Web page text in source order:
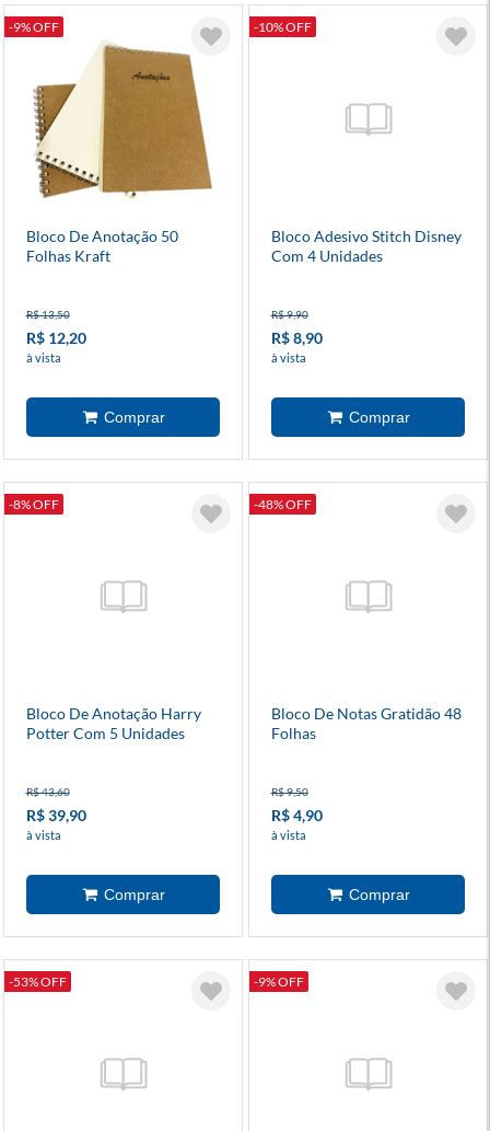
-9% OFF
Bloco De Anotação 50
Folhas Kraft
R$ 13,50
R$ 12,20
à vista
-10% OFF
Bloco Adesivo Stitch Disney
Com 4 Unidades
R$ 9,90
R$ 8,90
à vista
-8% OFF
Bloco De Anotação Harry
Potter Com 5 Unidades
R$ 43,60
R$ 39,90
à vista
-48% OFF
Bloco De Notas Gratidão 48
Folhas
R$ 9,50
R$ 4,90
à vista
-53% OFF -9% OFF